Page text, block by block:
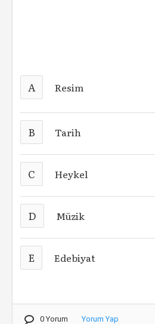
A Resim
B Tarih
C Heykel
D Müzik
E Edebiyat
0 Yorum Yorum Yap